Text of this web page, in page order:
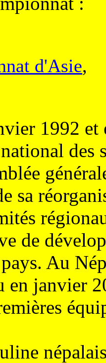
d'Asie,
1992
des
sa
de
Au
en janvier